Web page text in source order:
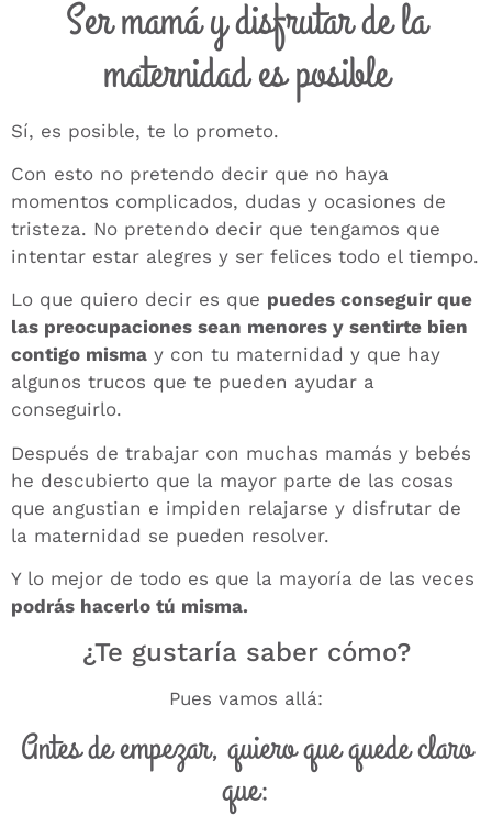
Ser mamá y disfrutar de la
maternidad es posible
Sí, es posible, te lo prometo.
Con esto no pretendo decir que no haya
momentos complicados, dudas y ocasiones de
tristeza. No pretendo decir que tengamos que
intentar estar alegres y ser felices todo el tiempo.
Lo que quiero decir es que puedes conseguir que
las preocupaciones sean menores y sentirte bien
contigo misma y con tu maternidad y que hay
algunos trucos que te pueden ayudar a
conseguirlo.
Después de trabajar con muchas mamás y bebés
he descubierto que la mayor parte de las cosas
que angustian e impiden relajarse y disfrutar de
la maternidad se pueden resolver.
Y lo mejor de todo es que la mayoría de las veces
podrás hacerlo tú misma.
¿Te gustaría saber cómo?
Pues vamos allá:
Antes de empezar, quiero que quede claro
que: